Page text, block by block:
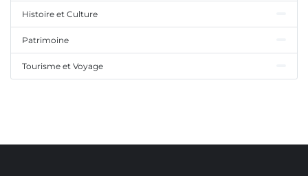
Histoire et Culture
Patrimoine
Tourisme et Voyage